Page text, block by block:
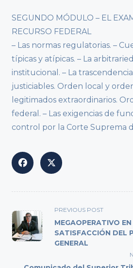
SEGUNDO MÓDULO – EL
RECURSO FEDERAL
– Las normas regulatorias. –
típicas y atípicas. – La
institucional. – La
justiciables. Orden local y
legitimados extraordinarios.
federal. – Las exigencias de
control por la Corte Suprema
<span
class="nav-
subtitle
screen-
PREVIOUS POST
MEGAOPERATIVO
SATISFACCIÓN DEL
GENERAL